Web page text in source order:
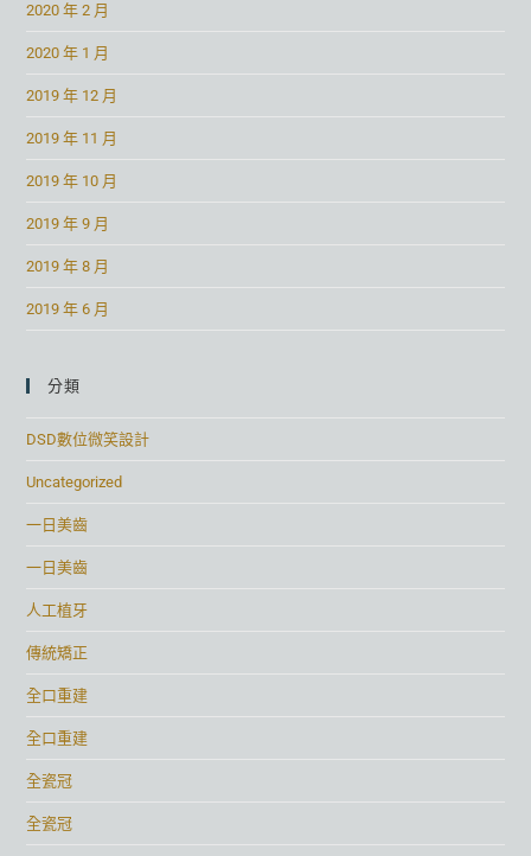
2020 年 2 月
2020 年 1 月
2019 年 12 月
2019 年 11 月
2019 年 10 月
2019 年 9 月
2019 年 8 月
2019 年 6 月
分類
DSD數位微笑設計
Uncategorized
一日美齒
一日美齒
人工植牙
傳統矯正
全口重建
全口重建
全瓷冠
全瓷冠